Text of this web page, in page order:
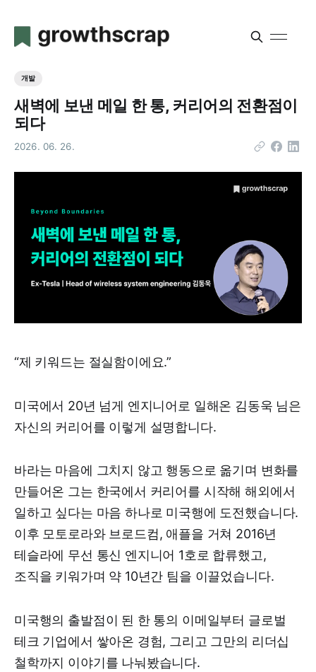
개발
새벽에 보낸 메일 한 통, 커리어의 전환점이
되다
2026. 06. 26.
“제 키워드는 절실함이에요.”
미국에서 20년 넘게 엔지니어로 일해온 김동욱 님은
자신의 커리어를 이렇게 설명합니다.
바라는 마음에 그치지 않고 행동으로 옮기며 변화를
만들어온 그는 한국에서 커리어를 시작해 해외에서
일하고 싶다는 마음 하나로 미국행에 도전했습니다.
이후 모토로라와 브로드컴, 애플을 거쳐 2016년
테슬라에 무선 통신 엔지니어 1호로 합류했고,
조직을 키워가며 약 10년간 팀을 이끌었습니다.
미국행의 출발점이 된 한 통의 이메일부터 글로벌
테크 기업에서 쌓아온 경험, 그리고 그만의 리더십
철학까지 이야기를 나눠봤습니다.